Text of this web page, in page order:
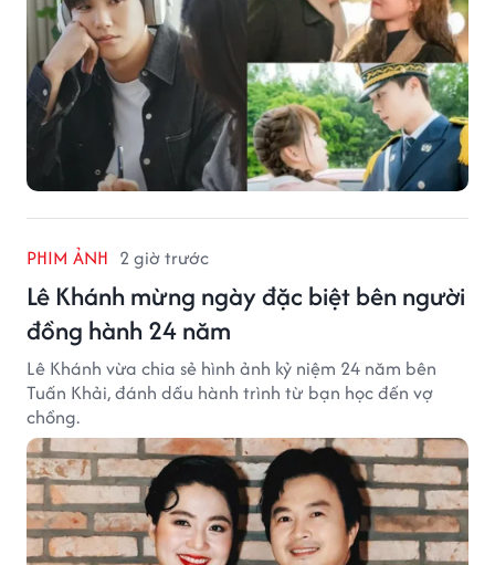
PHIM ẢNH 2 giờ trước
Lê Khánh mừng ngày đặc biệt bên người
đồng hành 24 năm
Lê Khánh vừa chia sẻ hình ảnh kỷ niệm 24 năm bên
Tuấn Khải, đánh dấu hành trình từ bạn học đến vợ
chồng.